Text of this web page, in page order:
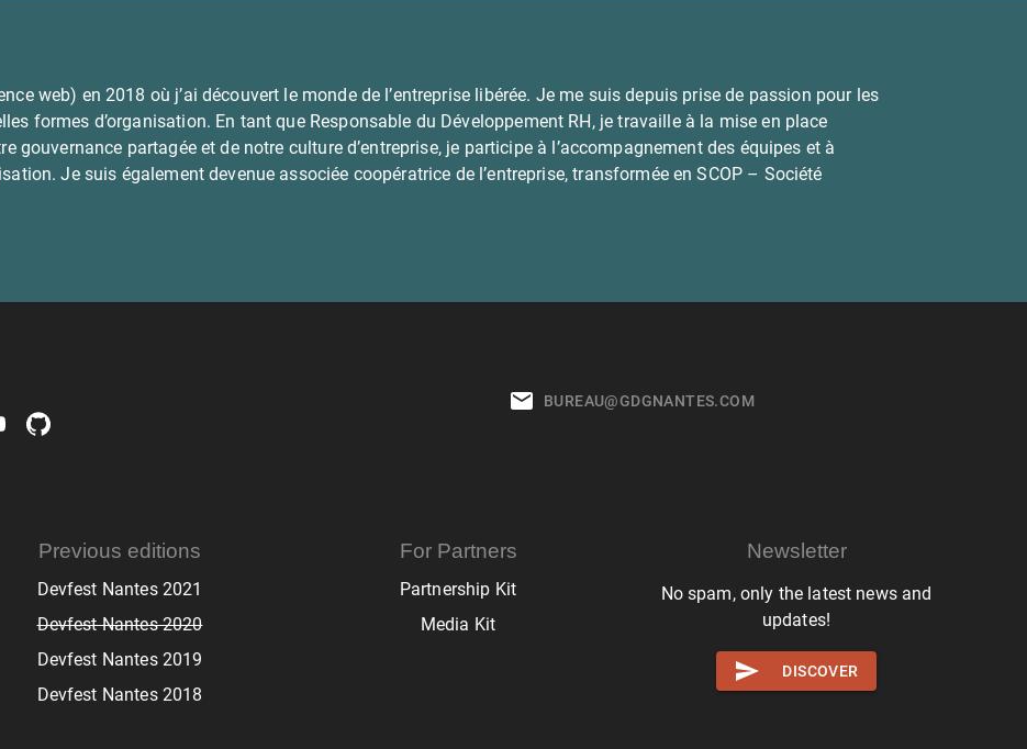
web) en 2018 où j’ai découvert le monde de l’entreprise libérée. Je me suis depuis prise de passion pour les
formes d’organisation. En tant que Responsable du Développement RH, je travaille à la mise en place
gouvernance partagée et de notre culture d’entreprise, je participe à l’accompagnement des équipes et à
Je suis également devenue associée coopératrice de l’entreprise, transformée en SCOP – Société
BUREAU@GDGNANTES.COM
Previous editions
Devfest Nantes 2021
Devfest Nantes 2020
Devfest Nantes 2019
Devfest Nantes 2018
For Partners
Partnership Kit
Media Kit
Newsletter
No spam, only the latest news and
updates!
DISCOVER